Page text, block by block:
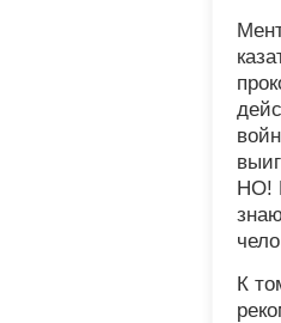
НО!
К